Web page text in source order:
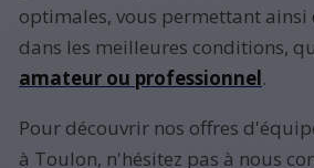
optimales, vous permettant ainsi
dans les meilleures conditions,
amateur ou professionnel.
Pour découvrir nos offres
à Toulon, n'hésitez pas à nous